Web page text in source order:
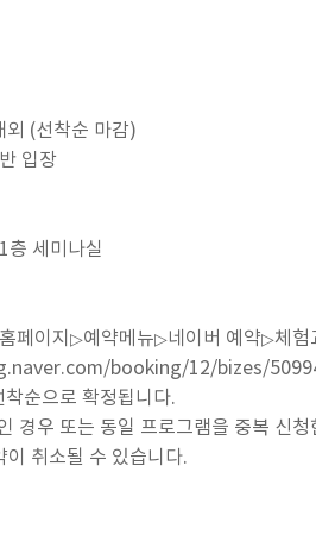
외 (선착순 마감)
입장
층 세미나실
페이지 ▷예약메뉴▷네이버 예약▷체험
booking/12/bizes/
순으로 확정됩니다.
경우 또는 동일 프로그램을 중복 신청
이 취소될 수 있습니다.